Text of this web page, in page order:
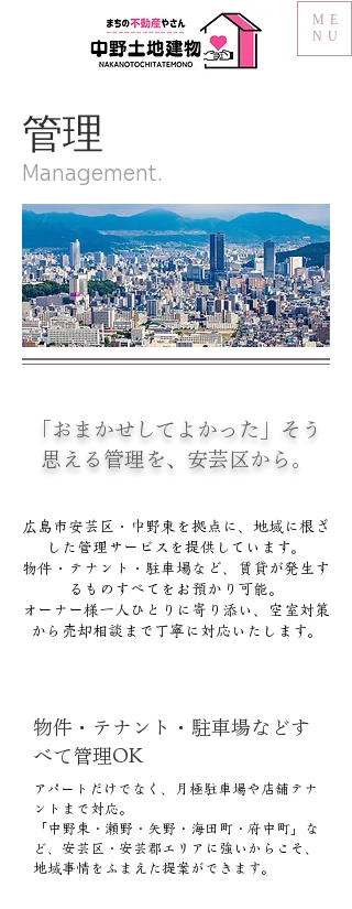
ME
NU
管理
Management.
「おまかせしてよかった」そう
思える管理を、安芸区から。
広島市安芸区・中野東を拠点に、地域に根ざ
した管理サービスを提供しています。
物件・テナント・駐車場など、賃貸が発生す
るものすべてをお預かり可能。
オーナー様一人ひとりに寄り添い、空室対策
から売却相談まで丁寧に対応いたします。
物件・テナント・駐車場などす
べて管理OK
アパートだけでなく、月極駐車場や店舗テナ
ントまで対応。
「中野東・瀬野・矢野・海田町・府中町」な
ど、安芸区・安芸郡エリアに強いからこそ、
地域事情をふまえた提案ができます。